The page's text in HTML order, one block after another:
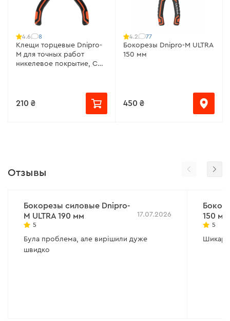
4.6 8
Клещи торцевые Dnipro-
M для точных работ
никелевое покрытие, CR-
210 ₴
4.2 77
Бокорезы Dnipro-M ULTRA
150 мм
450 ₴
Отзывы
Бокорезы силовые Dnipro-
M ULTRA 190 мм
5
17.07.2026
Була проблема, але вирішили дуже
швидко
150 мм
5